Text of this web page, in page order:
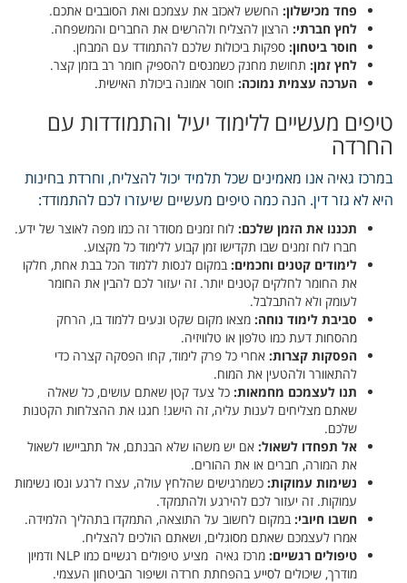
פחד מכישלון: החשש לאכזב את עצמכם ואת הסובבים אתכם.
לחץ חברתי: הרצון להצליח ולהרשים את החברים והמשפחה.
חוסר ביטחון: ספקות ביכולות שלכם להתמודד עם המבחן.
לחץ זמן: תחושת מחנק כשמנסים להספיק חומר רב בזמן קצר.
הערכה עצמית נמוכה: חוסר אמונה ביכולת האישית.
טיפים מעשיים ללימוד יעיל והתמודדות עם
החרדה
במרכז גאיה אנו מאמינים שכל תלמיד יכול להצליח, וחרדת בחינות
היא לא גזר דין. הנה כמה טיפים מעשיים שיעזרו לכם להתמודד:
תכננו את הזמן שלכם: לוח זמנים מסודר זה כמו מפה לאוצר של ידע.
חברו לוח זמנים שבו תקדישו זמן קבוע ללימוד כל מקצוע.
לימודים קטנים וחכמים: במקום לנסות ללמוד הכל בבת אחת, חלקו
את החומר לחלקים קטנים יותר. זה יעזור לכם להבין את החומר
לעומק ולא להתבלבל.
סביבת לימוד נוחה: מצאו מקום שקט ונעים ללמוד בו, הרחק
מהסחות דעת כמו טלפון או טלוויזיה.
הפסקות קצרות: אחרי כל פרק לימוד, קחו הפסקה קצרה כדי
להתאוורר ולהטעין את המוח.
תנו לעצמכם מחמאות: כל צעד קטן שאתם עושים, כל שאלה
שאתם מצליחים לענות עליה, זה הישג! חגגו את ההצלחות הקטנות
שלכם.
אל תפחדו לשאול: אם יש משהו שלא הבנתם, אל תתביישו לשאול
את המורה, חברים או את ההורים.
נשימות עמוקות: כשמרגישים שהלחץ עולה, עצרו לרגע ונסו נשימות
עמוקות. זה יעזור לכם להירגע ולהתמקד.
חשבו חיובי: במקום לחשוב על התוצאה, התמקדו בתהליך הלמידה.
אמרו לעצמכם שאתם מסוגלים, ושאתם הולכים להצליח.
טיפולים רגשיים:
מרכז גאיה מציע טיפולים רגשיים כמו NLP ודמיון
מודרך, שיכולים לסייע בהפחתת חרדה ושיפור הביטחון העצמי.